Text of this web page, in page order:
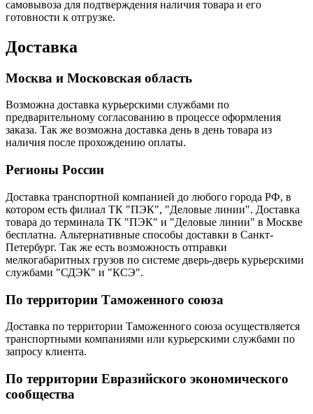
самовывоза для подтверждения наличия товара и его
готовности к отгрузке.
Доставка
Москва и Московская область
Возможна доставка курьерскими службами по
предварительному согласованию в процессе оформления
заказа. Так же возможна доставка день в день товара из
наличия после прохождению оплаты.
Регионы России
Доставка транспортной компанией до любого города РФ, в
котором есть филиал ТК "ПЭК", "Деловые линии". Доставка
товара до терминала ТК "ПЭК" и "Деловые линии" в Москве
бесплатна. Альтернативные способы доставки в Санкт-
Петербург. Так же есть возможность отправки
мелкогабаритных грузов по системе дверь-дверь курьерскими
службами "СДЭК" и "КСЭ".
По территории Таможенного союза
Доставка по территории Таможенного союза осуществляется
транспортными компаниями или курьерскими службами по
запросу клиента.
По территории Евразийского экономического
сообщества